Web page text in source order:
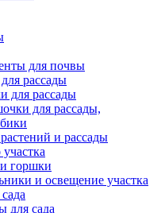
для почвы
рассады
для рассады
для рассады,
и рассады
горшки
и освещение участка
для сада